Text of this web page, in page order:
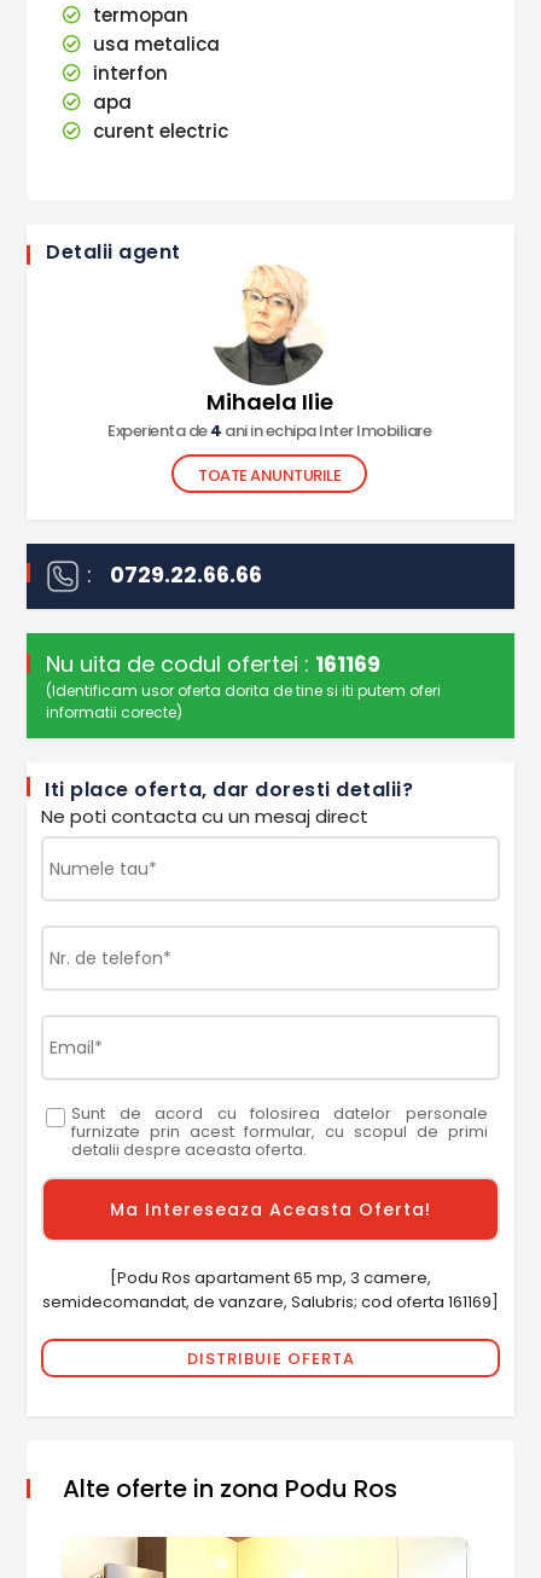
termopan
usa metalica
interfon
apa
curent electric
Detalii agent
Mihaela Ilie
Experienta de4 ani in echipa Inter Imobiliare
TOATE ANUNTURILE
: 0729.22.66.66
Nu uita de codul ofertei : 161169
(Identificam usor oferta dorita de tine si iti putem oferi
informatii corecte)
Iti place oferta, dar doresti detalii?
Ne poti contacta cu un mesaj direct
Sunt de acord cu folosirea datelor personale
furnizate prin acest formular, cu scopul de primi
detalii despre aceasta oferta.
[Podu Ros apartament 65 mp, 3 camere,
semidecomandat, de vanzare, Salubris; cod oferta 161169]
DISTRIBUIE OFERTA
Alte oferte in zona Podu Ros